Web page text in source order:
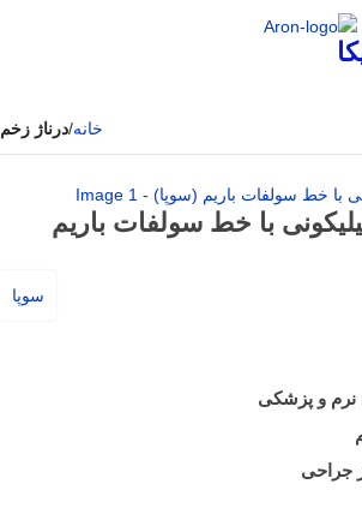
خانه درناژ زخم
با خط سولفات باریم
سوپا
نرم و پزشکی
جراحی